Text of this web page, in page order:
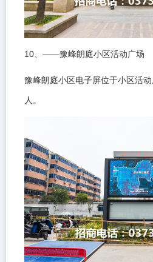
10 ——豫峰朗庭小区活动广场
豫峰朗庭小区电子屏位于小区活
人。